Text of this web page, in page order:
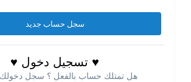
سجل حساب جديد
♥ تسجيل دخول ♥
هل تمتلك حساب بالفعل ؟ سجل دخولك